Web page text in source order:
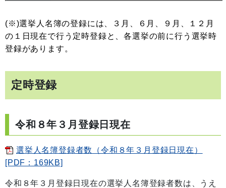
(※)選挙人名簿の登録には、３月、６月、９月、１２月
の１日現在で行う定時登録と、各選挙の前に行う選挙時
登録があります。
定時登録
令和８年３月登録日現在
選挙人名簿登録者数（令和８年３月登録日現在）
[PDF：169KB]
令和８年３月登録日現在の選挙人名簿登録者数は、うえ